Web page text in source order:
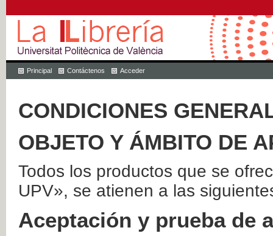
Principal Contáctenos Acceder
CONDICIONES
OBJETO Y ÁMBITO DE
Todos los productos que se
UPV», se atienen a las
Aceptación y prueba de